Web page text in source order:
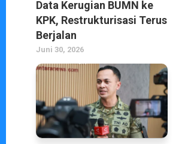
Data Kerugian BUMN ke
KPK, Restrukturisasi Terus
Berjalan
Juni 30, 2026